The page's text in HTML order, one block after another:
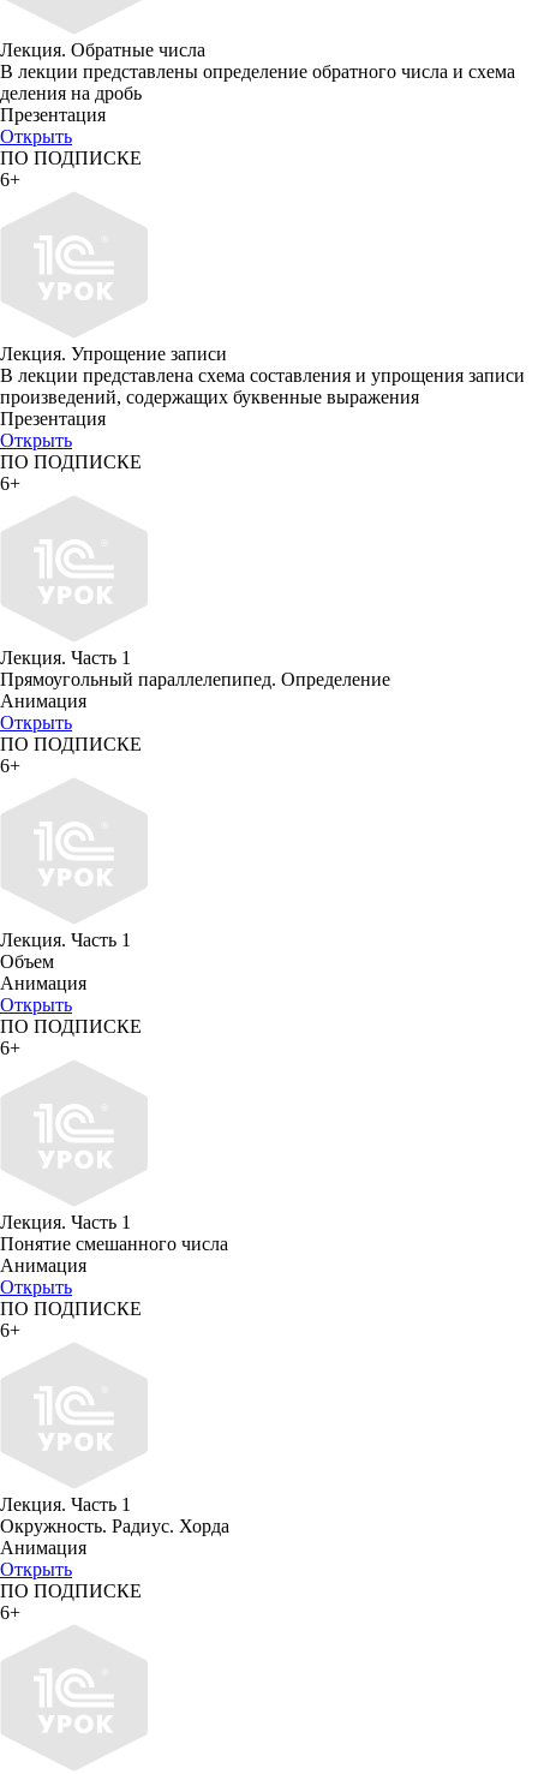
Лекция. Обратные числа
В лекции представлены определение обратного числа и схема
деления на дробь
Презентация
Открыть
ПО ПОДПИСКЕ
6+
Лекция. Упрощение записи
В лекции представлена схема составления и упрощения записи
произведений, содержащих буквенные выражения
Презентация
Открыть
ПО ПОДПИСКЕ
6+
Лекция. Часть 1
Прямоугольный параллелепипед. Определение
Анимация
Открыть
ПО ПОДПИСКЕ
6+
Лекция. Часть 1
Объем
Анимация
Открыть
ПО ПОДПИСКЕ
6+
Лекция. Часть 1
Понятие смешанного числа
Анимация
Открыть
ПО ПОДПИСКЕ
6+
Лекция. Часть 1
Окружность. Радиус. Хорда
Анимация
Открыть
ПО ПОДПИСКЕ
6+